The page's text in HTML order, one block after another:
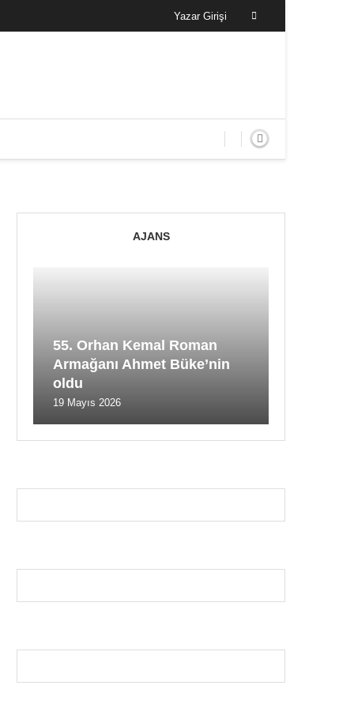
Yazar Girişi
AJANS
55. Orhan Kemal Roman
Armağanı Ahmet Büke’nin
oldu
19 Mayıs 2026